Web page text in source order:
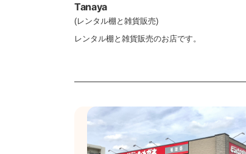
Tanaya
(レンタル棚と雑貨販売)
レンタル棚と雑貨販売のお店です。